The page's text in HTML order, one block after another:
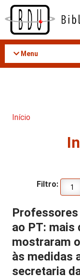
Acessar
conteúdo
Menu
Início
Filtro:
ao PT: mais
mostraram
às medidas
secretaria